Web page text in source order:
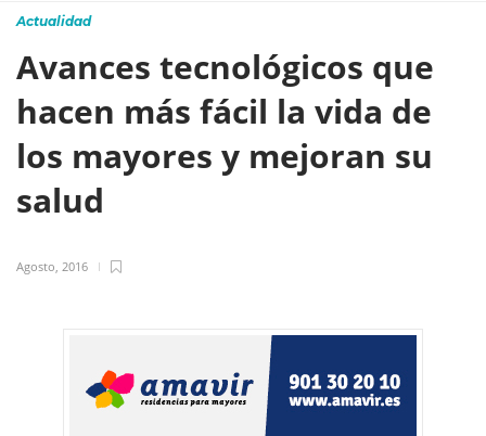
Actualidad
Avances tecnológicos que
hacen más fácil la vida de
los mayores y mejoran su
salud
Agosto, 2016